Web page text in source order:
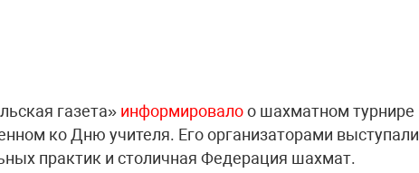
газета» информировалоо шахматном турнире
ко Дню учителя. Его организаторами выступали
практик и столичная Федерация шахмат.